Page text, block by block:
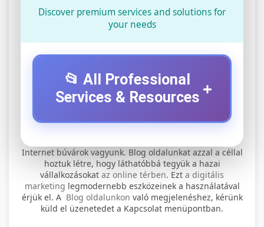
Discover premium services and solutions for
your needs
📂 All Professional
Services & Resources +
szervíz
+
Professional electric scooter repair and
maintenance services. Expert technicians
provide quality service for all major brands and
📊 2. online marketing
ügynökség
+
Internet búvárok vagyunk. Blog oldalunkat azzal a céllal
hoztuk létre, hogy láthatóbbá tegyük a hazai
vállalkozásokat az online térben. Ezt a digitális
marketing legmodernebb eszközeinek a használatával
érjük el. A Blog oldalunkon való megjelenéshez, kérünk
küld el üzenetedet a Kapcsolat menüpontban.